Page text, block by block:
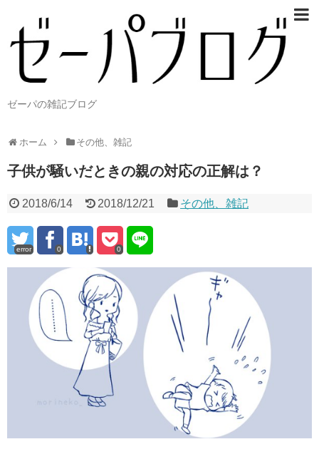
ゼーパの雑記ブログ
ホーム その他、雑記
子供が騒いだときの親の対応の正解は？
2018/6/14 2018/12/21 その他、雑記
error 0 0